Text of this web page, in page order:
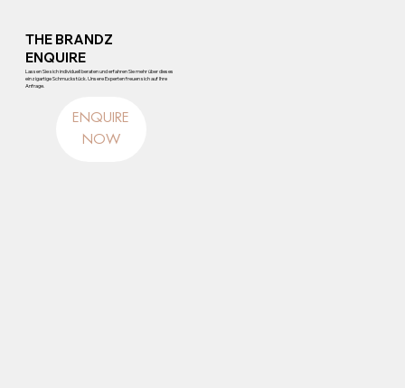
THE BRANDZ
ENQUIRE
Lassen Sie sich individuell beraten und erfahren Sie mehr über dieses
einzigartige Schmuckstück. Unsere Experten freuen sich auf Ihre
Anfrage.
ENQUIRE
NOW